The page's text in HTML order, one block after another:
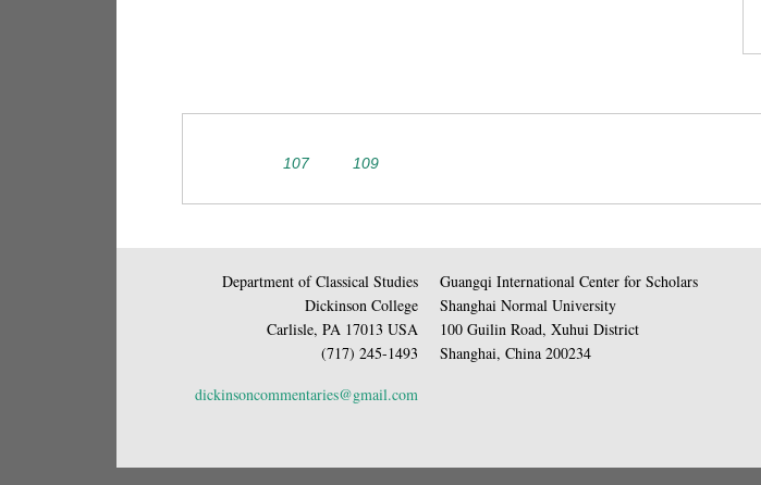
107 109
Department of Classical Studies
Dickinson College
Carlisle, PA 17013 USA
(717) 245-1493
dickinsoncommentaries@gmail.com
Guangqi International Center for Scholars
Shanghai Normal University
100 Guilin Road, Xuhui District
Shanghai, China 200234